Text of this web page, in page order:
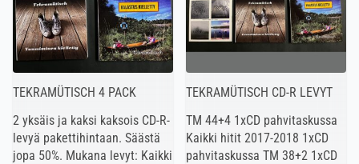
TEKRAMÜTISCH 4 PACK
2 yksäis ja kaksi kaksois CD-R-
levyä pakettihintaan. Säästä
jopa 50%. Mukana levyt: Kaikki
TEKRAMÜTISCH CD-R LEVYT
TM 44+4 1xCD pahvitaskussa
Kaikki hitit 2017-2018 1xCD
pahvitaskussa TM 38+2 1xCD